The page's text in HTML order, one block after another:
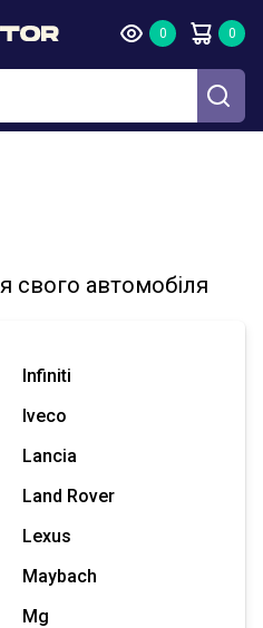
свого автомобіля
Infiniti
Iveco
Lancia
Land Rover
Lexus
Maybach
Mg